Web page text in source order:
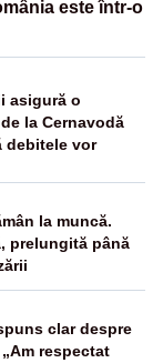
este într-o
asigură o
la Cernavodă
debitele vor
la muncă.
prelungită până
clar despre
respectat